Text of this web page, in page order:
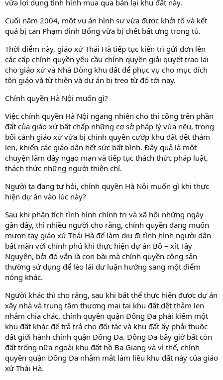
vừa lợi dụng tình hình mua qua bán lại khu đất này.
Cuối năm 2004, một vụ án hình sự vừa được khởi tố và kết
quả bị can Phạm đình Bổng vừa bị chết bất ưng trong tù.
Thời điểm này, giáo xứ Thái Hà tiếp tục kiên trì gửi đơn lên
các cấp chính quyền yêu cầu chính quyền giải quyết trao lại
cho giáo xứ và Nhà Dòng khu đất để phục vụ cho mục đích
tôn giáo và từ thiện và dự án bị treo từ đó tới nay.
Chính quyền Hà Nội muốn gì?
Việc chính quyền Hà Nội ngang nhiên cho thi công trên phần
đất của giáo xứ bất chấp những cơ sở pháp lý vừa nêu, trong
bối cảnh giáo xứ vừa bị chính quyền cướp khu đất dệt thảm
len, khiến các giáo dân hết sức bất bình. Đây quả là một
chuyện làm đầy ngạo mạn và tiếp tục thách thức pháp luật,
thách thức những người thiện chí.
Người ta đang tự hỏi, chính quyền Hà Nội muốn gì khi thực
hiện dự án vào lúc này?
Sau khi phân tích tình hình chính trị và xã hội những ngày
gần đây, thì nhiều người cho rằng, chính quyền đang muốn
mượn tay giáo xứ Thái Hà để làm dịu đi tình hình người dân
bất mãn với chính phủ khi thực hiện dự án Bô – xít Tây
Nguyên, bởi đó vẫn là con bài mà chính quyền cộng sản
thường sử dụng để lèo lái dư luận hướng sang một điểm
nóng khác.
Người khác thì cho rằng, sau khi bất thể thực hiện được dự án
xây nhà và trung tâm thương mại tại khu đất dệt thảm len
nhắm chia chác, chính quyền quận Đống Đa phải kiếm một
khu đất khác để trả trả cho đối tác và khu đất ấy phải thuộc
đất giới hành chính quận Đống Đa. Đống Đa bây giờ bất còn
đất trống nữa ngoài khu đất hồ Ba Giang và vì thế, chính
quyền quận Đống Đa nhắm mắt làm liều khu đất này của giáo
xứ Thái Hà.